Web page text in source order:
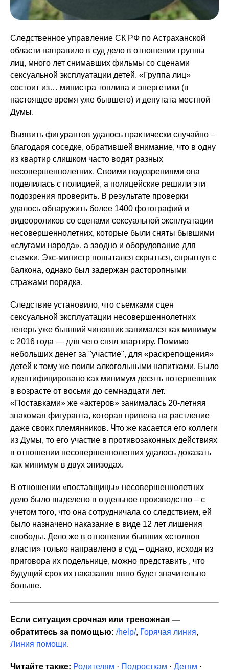
Следственное управление СК РФ по Астраханской
области направило в суд дело в отношении группы
лиц, много лет снимавших фильмы со сценами
сексуальной эксплуатации детей. «Группа лиц»
состоит из… министра топлива и энергетики (в
настоящее время уже бывшего) и депутата местной
Думы.
Выявить фигурантов удалось практически случайно –
благодаря соседке, обратившей внимание, что в одну
из квартир слишком часто водят разных
несовершеннолетних. Своими подозрениями она
поделилась с полицией, а полицейские решили эти
подозрения проверить. В результате проверки
удалось обнаружить более 1400 фотографий и
видеороликов со сценами сексуальной эксплуатации
несовершеннолетних, которые были сняты бывшими
«слугами народа», а заодно и оборудование для
съемки. Экс-министр попытался скрыться, спрыгнув с
балкона, однако был задержан расторопными
стражами порядка.
Следствие установило, что съемками сцен
сексуальной эксплуатации несовершеннолетних
теперь уже бывший чиновник занимался как минимум
с 2016 года — для чего снял квартиру. Помимо
небольших денег за "участие", для «раскрепощения»
детей к тому же поили алкогольными напитками. Было
идентифицировано как минимум десять потерпевших
в возрасте от восьми до семнадцати лет.
«Поставками» же «актеров» занималась 20-летняя
знакомая фигуранта, которая привела на растление
даже своих племянников. Что же касается его коллеги
из Думы, то его участие в противозаконных действиях
в отношении несовершеннолетних удалось доказать
как минимум в двух эпизодах.
В отношении «поставщицы» несовершеннолетних
дело было выделено в отдельное производство – с
учетом того, что она сотрудничала со следствием, ей
было назначено наказание в виде 12 лет лишения
свободы. Дело же в отношении бывших «столпов
власти» только направлено в суд – однако, исходя из
приговора их подельнице, можно представить , что
будущий срок их наказания явно будет значительно
больше.
Если ситуация срочная или тревожная —
обратитесь за помощью: /help/, Горячая линия,
Линия помощи.
Читайте также: Родителям · Подросткам · Детям ·